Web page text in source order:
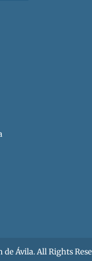
de Ávila. All Rights